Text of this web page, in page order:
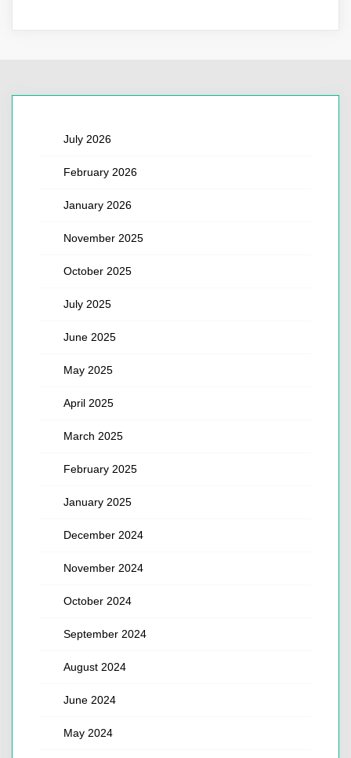
July 2026
February 2026
January 2026
November 2025
October 2025
July 2025
June 2025
May 2025
April 2025
March 2025
February 2025
January 2025
December 2024
November 2024
October 2024
September 2024
August 2024
June 2024
May 2024